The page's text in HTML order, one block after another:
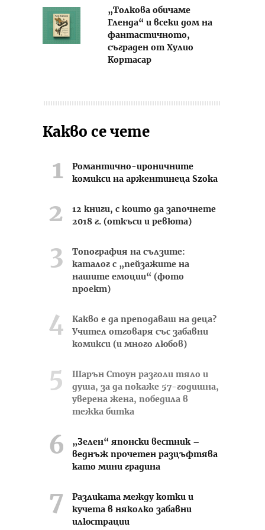
„Толкова обичаме
Гленда“ и всеки дом на
фантастичното,
съграден от Хулио
Кортасар
Какво се чете
Романтично-ироничните
комикси на аржентинеца Szoka
12 книги, с които да започнете
2018 г. (откъси и ревюта)
Топография на сълзите:
каталог с „пейзажите на
нашите емоции“ (фото
проект)
Какво е да преподаваш на деца?
Учител отговаря със забавни
комикси (и много любов)
Шарън Стоун разголи тяло и
душа, за да покаже 57-годишна,
уверена жена, победила в
тежка битка
„Зелен“ японски вестник –
веднъж прочетен разцъфтява
като мини градина
Разликата между котки и
кучета в няколко забавни
илюстрации